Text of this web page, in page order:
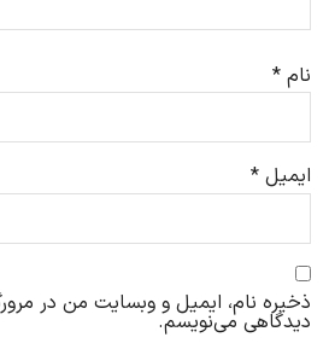
نام *
ایمیل *
ذخیره نام، ایمیل و وبسایت من در
دیدگاهی می‌نویسم.